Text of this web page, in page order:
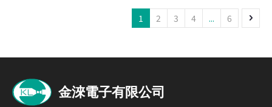
信号稳定。
1 2 3 4 ... 6